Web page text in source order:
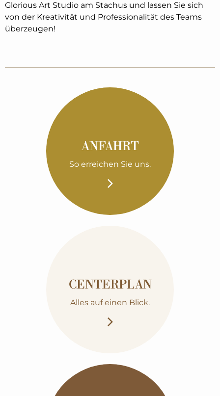
Glorious Art Studio am Stachus und lassen Sie sich
von der Kreativität und Professionalität des Teams
überzeugen!
ANFAHRT
So erreichen Sie uns.
CENTERPLAN
Alles auf einen Blick.